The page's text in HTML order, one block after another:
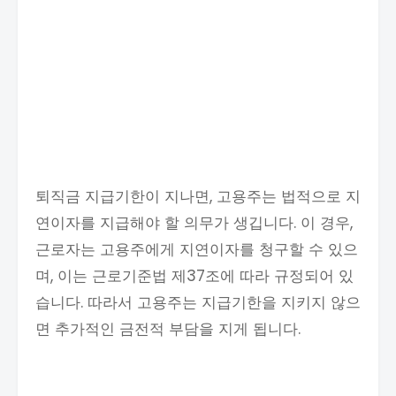
퇴직금 지급기한이 지나면, 고용주는 법적으로 지
연이자를 지급해야 할 의무가 생깁니다. 이 경우,
근로자는 고용주에게 지연이자를 청구할 수 있으
며, 이는 근로기준법 제37조에 따라 규정되어 있
습니다. 따라서 고용주는 지급기한을 지키지 않으
면 추가적인 금전적 부담을 지게 됩니다.